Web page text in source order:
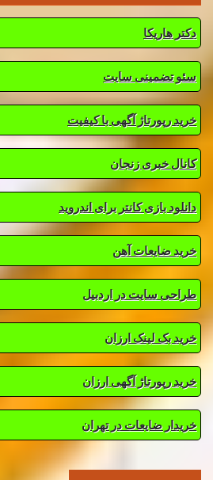
دکتر هاریکا
سئو تضمینی سایت
خرید رپورتاژ آگهی با کیفیت
کانال خبری زنجان
دانلود بازی کانتر برای اندروید
خرید ضایعات آهن
طراحی سایت در اردبیل
خرید بک لینک ارزان
خرید رپورتاژ آگهی ارزان
خریدار ضایعات در تهران